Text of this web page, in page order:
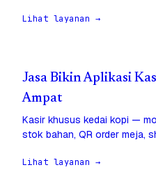
Lihat layanan →
Jasa Bikin Aplikasi
Ampat
Kasir khusus kedai kopi —
stok bahan, QR order meja,
Lihat layanan →